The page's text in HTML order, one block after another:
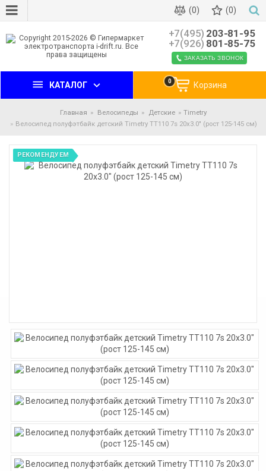
(0) (0)
+7(495) 203-81-95
+7(926) 801-85-75
ЗАКАЗАТЬ ЗВОНОК
КАТАЛОГ Корзина
0
Главная Велосипеды Детские
Timetry
Велосипед полуфэтбайк детский Timetry TT110 7s 20х3.0" (рост 125-145 см)
РЕКОМЕНДУЕМ